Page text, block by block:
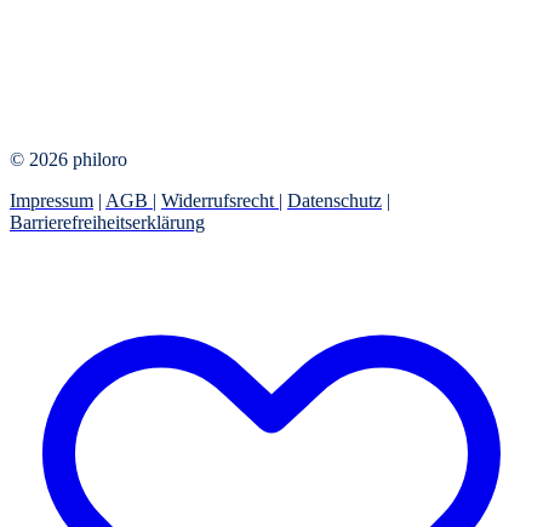
© 2026 philoro
Impressum | AGB | Widerrufsrecht | Datenschutz |
Barrierefreiheitserklärung